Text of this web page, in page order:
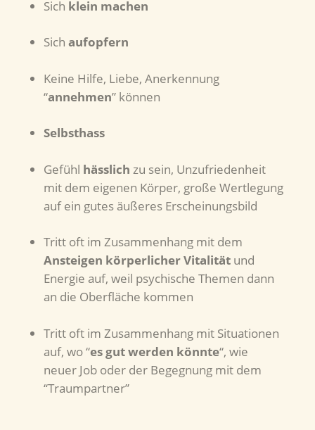
Sich klein machen
Sich aufopfern
Keine Hilfe, Liebe, Anerkennung
“annehmen” können
Selbsthass
Gefühl hässlich zu sein, Unzufriedenheit
mit dem eigenen Körper, große Wertlegung
auf ein gutes äußeres Erscheinungsbild
Tritt oft im Zusammenhang mit dem
Ansteigen körperlicher Vitalitätund
Energie auf, weil psychische Themen dann
an die Oberfläche kommen
Tritt oft im Zusammenhang mit Situationen
auf, wo “es gut werden könnte“, wie
neuer Job oder der Begegnung mit dem
“Traumpartner”